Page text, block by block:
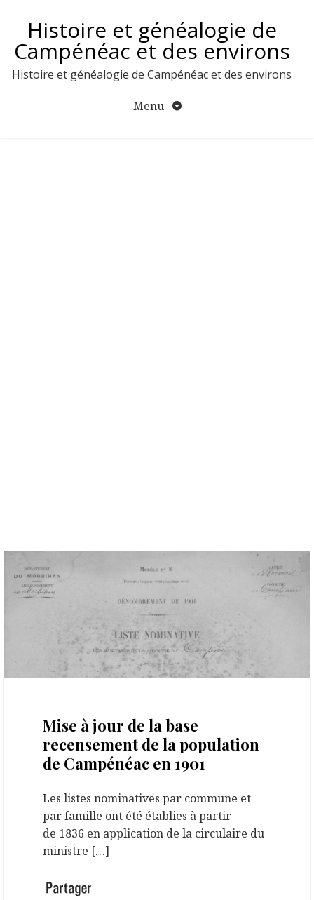
contenuHistoire et généalogie de
Campénéac et des environs
Histoire et généalogie de Campénéac et des environs
Menu
Mise à jour de la base
recensement de la population
de Campénéac en 1901
Les listes nominatives par commune et
par famille ont été établies à partir
de 1836 en application de la circulaire du
ministre […]